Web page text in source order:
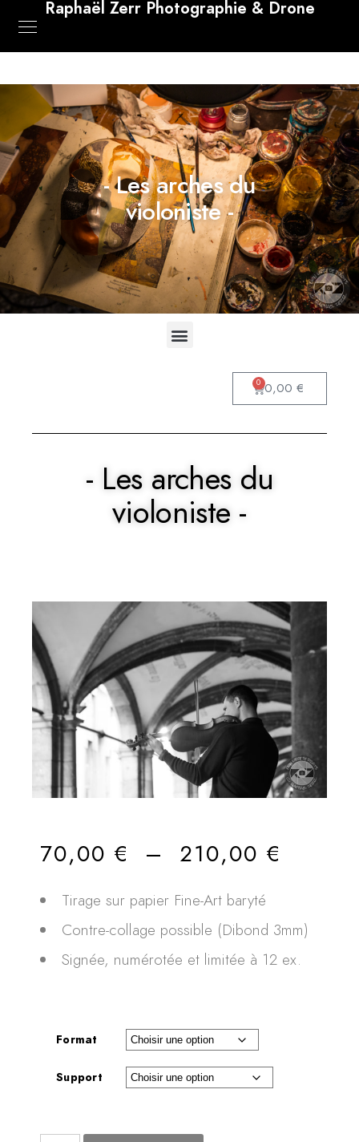
Raphaël Zerr Photographie & Drone
- Les arches du
violoniste -
0,00 €
0
- Les arches du
violoniste -
70,00 € – 210,00 €
Tirage sur papier Fine-Art baryté
Contre-collage possible (Dibond 3mm)
Signée, numérotée et limitée à 12 ex.
Format
Support